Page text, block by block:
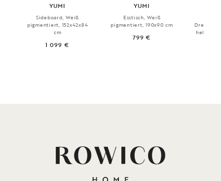
YUMI
Sideboard, Weiß
pigmentiert, 152x42x84
cm
1 099 €
YUMI
Esstisch, Weiß
pigmentiert, 190x90 cm
799 €